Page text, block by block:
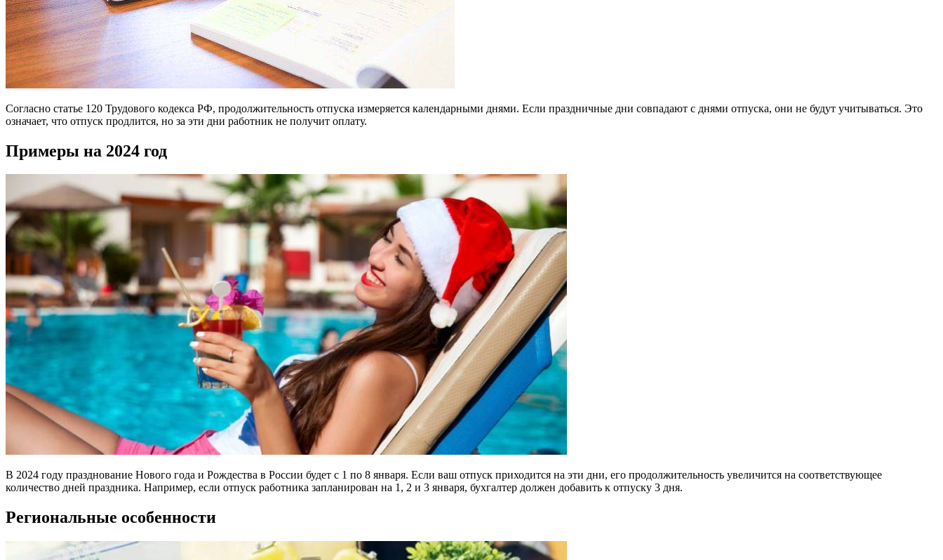
Согласно статье 120 Трудового кодекса РФ, продолжительность отпуска измеряется календарными днями. Если праздничные дни совпадают с днями отпуска, они не будут учитываться. Это
означает, что отпуск продлится, но за эти дни работник не получит оплату.
Примеры на 2024 год
В 2024 году празднование Нового года и Рождества в России будет с 1 по 8 января. Если ваш отпуск приходится на эти дни, его продолжительность увеличится на соответствующее
количество дней праздника. Например, если отпуск работника запланирован на 1, 2 и 3 января, бухгалтер должен добавить к отпуску 3 дня.
Региональные особенности